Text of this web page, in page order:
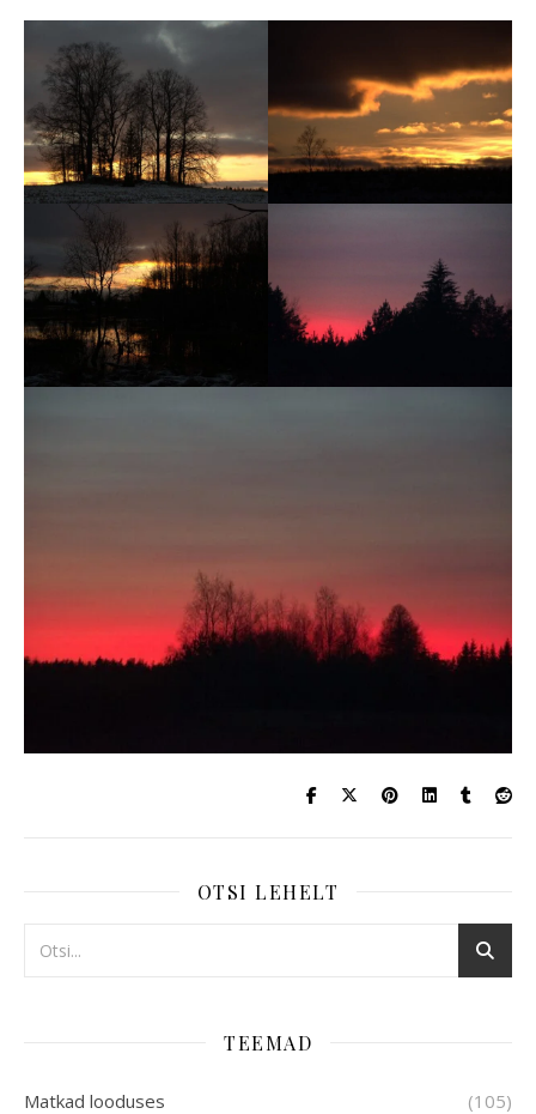
OTSI LEHELT
TEEMAD
Matkad looduses (105)